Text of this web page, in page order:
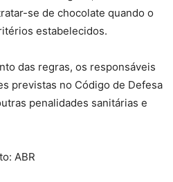
se de chocolate quando o
estabelecidos.
das regras, os responsáveis
previstas no Código de Defesa
penalidades sanitárias e
ABR